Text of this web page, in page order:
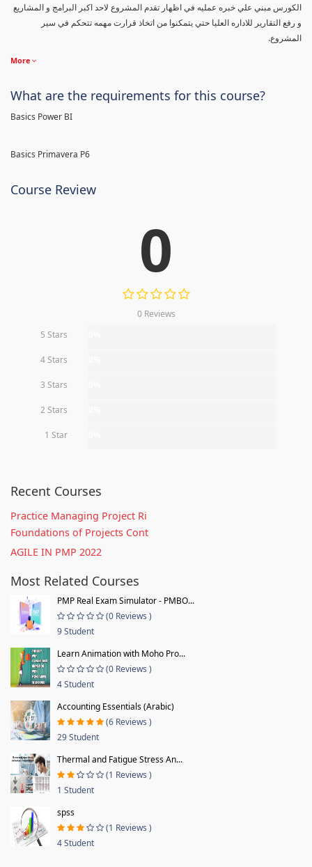
الكورس مبني علي خبره عمليه في اظهار تقدم المشروع لاحد اكبر البرامج و المشاريع
و رفع التقارير للاداره العليا حتي يتمكنوا من اتخاذ قرارت مهمه تتحكم في سير
المشروع.
More
What are the requirements for this course?
Basics Power BI
Basics Primavera P6
Course Review
0
0 Reviews
5 Stars
4 Stars
3 Stars
2 Stars
1 Star
Recent Courses
Practice Managing Project Ri
Foundations of Projects Cont
AGILE IN PMP 2022
Most Related Courses
PMP Real Exam Simulator - PMBO...
(0 Reviews )
9 Student
Learn Animation with Moho Pro...
(0 Reviews )
4 Student
Accounting Essentials (Arabic)
(6 Reviews )
29 Student
Thermal and Fatigue Stress An...
(1 Reviews )
1 Student
spss
(1 Reviews )
4 Student